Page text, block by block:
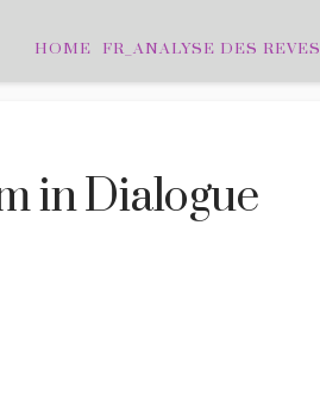
HOME FR_ANALYSE DES REVES
in Dialogue